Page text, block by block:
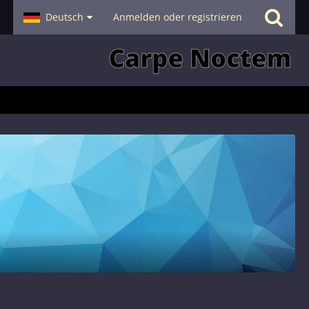
Hilfe
Deutsch Anmelden oder registrieren